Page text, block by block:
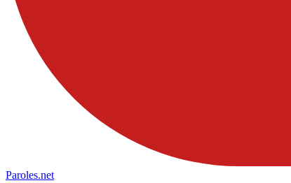
Paroles.net